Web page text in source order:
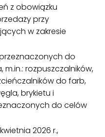
z obowiązku
przy
w zakresie
do
rozpuszczalników,
do farb,
brykietu i
do celów
2026 r.,